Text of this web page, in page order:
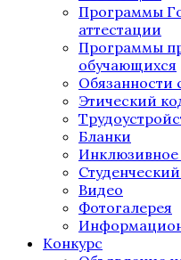
Программы
аттестации
Программы
обучающихся
Обязанности
Этический
Бланки
Инклюзивное
Видео
Фотогалерея
Конкурс